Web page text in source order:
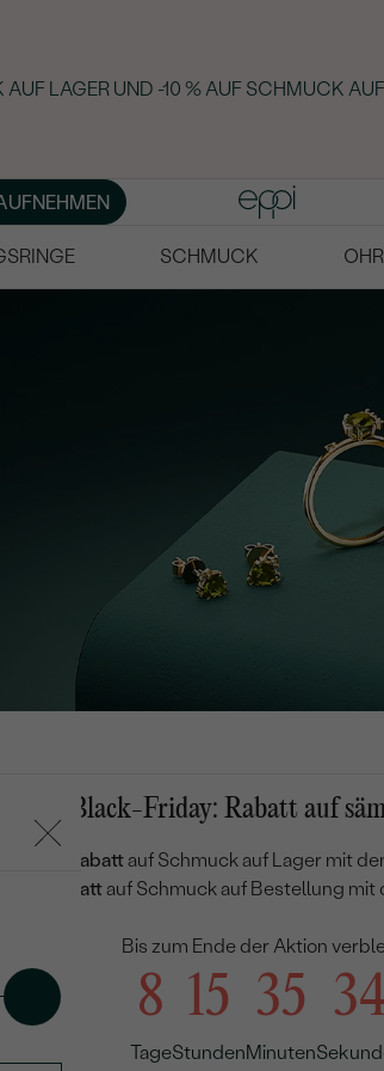
LAGER UND -10 % AUF SCHMUCK
SCHMUCK
Black-Friday: Rabatt auf
25 % Rabatt auf Schmuck auf Lager mit
10 % Rabattauf Schmuck auf Bestellung mit
Bis zum Ende der Aktion
8
Tage
15
Stunden
35
Minuten
34